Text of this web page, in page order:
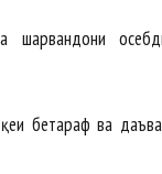
бетараф ва